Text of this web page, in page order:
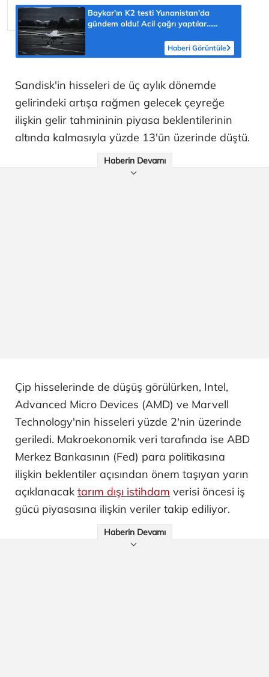
Baykar'ın K2 testi Yunanistan'da
gündem oldu! Acil çağrı yaptılar...
Haberi Görüntüle
Sandisk'in hisseleri de üç aylık dönemde
gelirindeki artışa rağmen gelecek çeyreğe
ilişkin gelir tahmininin piyasa beklentilerinin
altında kalmasıyla yüzde 13'ün üzerinde düştü.
Haberin Devamı
Çip hisselerinde de düşüş görülürken, Intel,
Advanced Micro Devices (AMD) ve Marvell
Technology'nin hisseleri yüzde 2'nin üzerinde
geriledi. Makroekonomik veri tarafında ise ABD
Merkez Bankasının (Fed) para politikasına
ilişkin beklentiler açısından önem taşıyan yarın
açıklanacak tarım dışı istihdam verisi öncesi iş
gücü piyasasına ilişkin veriler takip ediliyor.
Haberin Devamı